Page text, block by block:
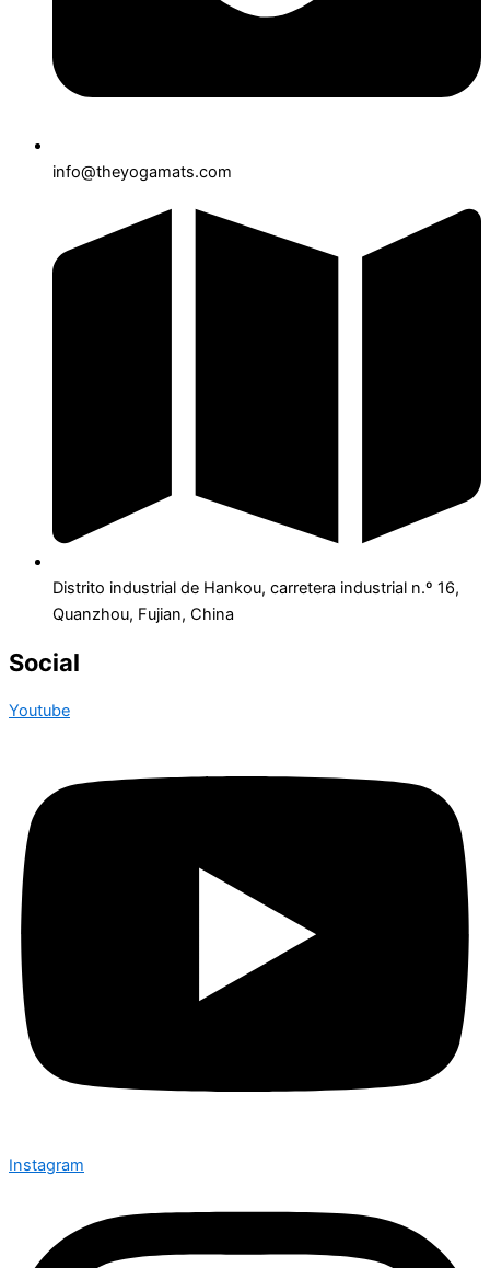
info@theyogamats.com
Distrito industrial de Hankou, carretera industrial n.º 16,
Quanzhou, Fujian, China
Social
Youtube
Instagram